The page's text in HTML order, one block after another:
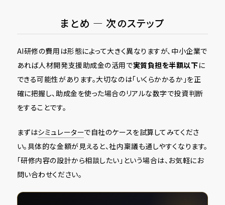
まとめ ― 次のステップ
AI研修の費用は形態によって大きく異なりますが、中小企業で
あれば人材開発支援助成金の活用で実質負担を半額以下に
できる可能性があります。大切なのは「いくらかかるか」を正
確に把握し、助成金を使った場合のリアルな数字で投資判断
をすることです。
まずはシミュレーターで自社のケースを試算してみてくださ
い。具体的な金額が見えると、社内稟議も通しやすくなります。
「研修内容の設計から相談したい」という場合は、お気軽にお
問い合わせください。